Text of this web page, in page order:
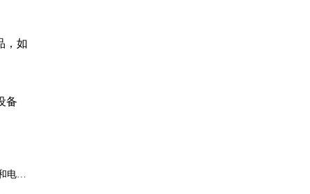
，如
备
电子